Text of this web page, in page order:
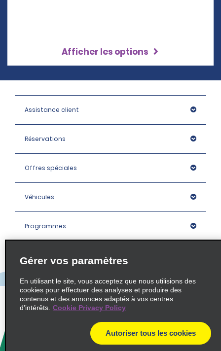
Afficher les options
Assistance client
Réservations
Offres spéciales
Véhicules
Programmes
Entreprise
Agences
Policies / Sitemap
Gérer vos paramètres
En utilisant le site, vous acceptez que nous utilisions des
cookies pour effectuer des analyses et produire des
contenus et des annonces adaptés à vos centres
d'intérêts. Cookie Privacy Policy
Autoriser tous les cookies